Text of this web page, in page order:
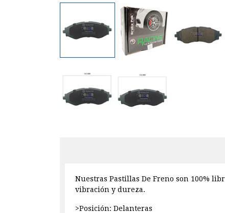
Nuestras Pastillas De Freno son 100%
vibración y dureza.
>Posición: Delanteras